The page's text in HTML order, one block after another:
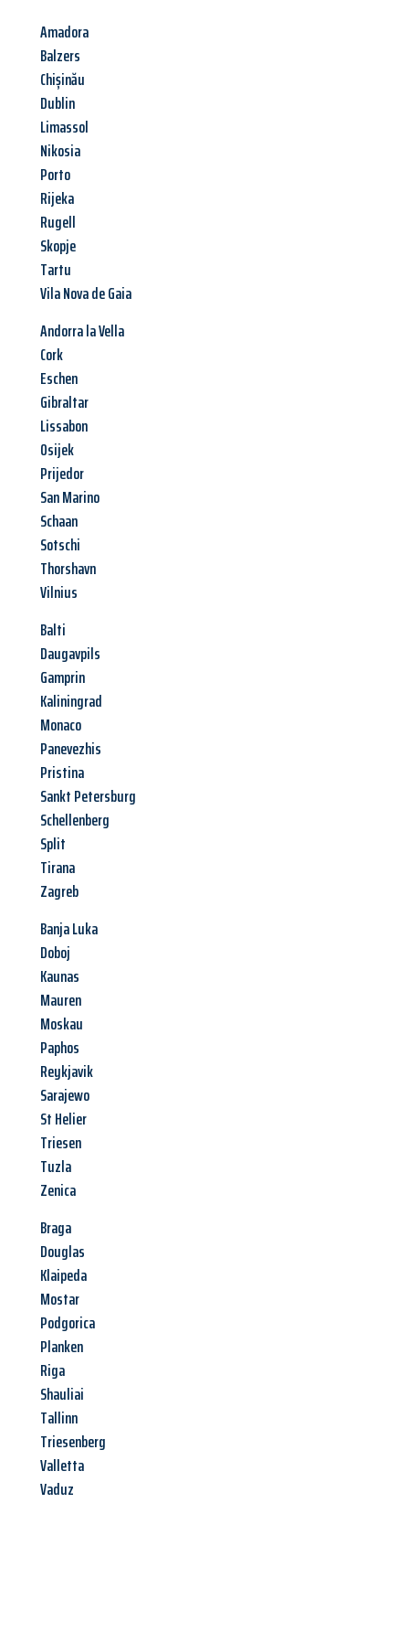
Amadora
Balzers
Chișinău
Dublin
Limassol
Nikosia
Porto
Rijeka
Rugell
Skopje
Tartu
Vila Nova de Gaia
Andorra la Vella
Cork
Eschen
Gibraltar
Lissabon
Osijek
Prijedor
San Marino
Schaan
Sotschi
Thorshavn
Vilnius
Balti
Daugavpils
Gamprin
Kaliningrad
Monaco
Panevezhis
Pristina
Sankt Petersburg
Schellenberg
Split
Tirana
Zagreb
Banja Luka
Doboj
Kaunas
Mauren
Moskau
Paphos
Reykjavik
Sarajewo
St Helier
Triesen
Tuzla
Zenica
Braga
Douglas
Klaipeda
Mostar
Podgorica
Planken
Riga
Shauliai
Tallinn
Triesenberg
Valletta
Vaduz